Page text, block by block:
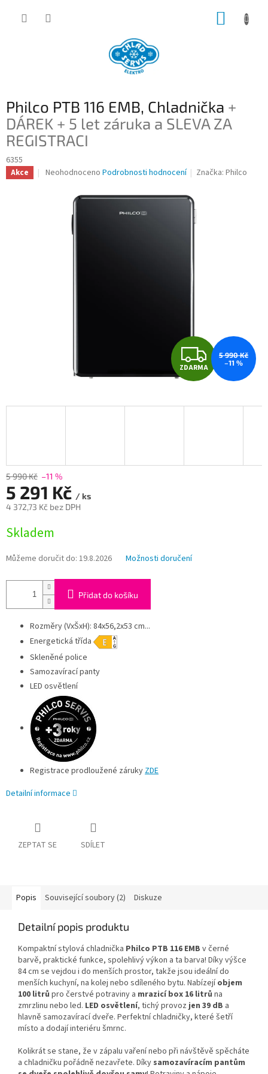
Philco PTB 116 EMB, Chladnička +
DÁREK + 5 let záruka a SLEVA ZA
REGISTRACI
6355
Akce
Průměrné
produktu
Neohodnoceno Podrobnosti hodnocení Značka:Philco
Z
D
A
ZDARMA
5 990 Kč
–11 %
5 990 Kč –11 %
5 291 Kč / ks
4 372,73 Kč bez DPH
cena:
Skladem
Můžeme doručit do: 19.8.2026 Možnosti doručení
Přidat do košíku
Rozměry (VxŠxH): 84x56,2x53 cm...
Energetická třída
Skleněné police
Samozavírací panty
LED osvětlení
Registrace prodloužené záruky ZDE
Detailní informace
ZEPTAT SE SDÍLET
Popis Související soubory (2) Diskuze
Detailní popis produktu
Kompaktní stylová chladnička Philco PTB 116 EMB v černé
barvě, praktické funkce, spolehlivý výkon a ta barva! Díky výšce
84 cm se vejdou i do menších prostor, takže jsou ideální do
menších kuchyní, na kolej nebo sdíleného bytu. Nabízejí objem
100 litrů pro čerstvé potraviny a mrazicí box 16 litrů na
zmrzlinu nebo led. LED osvětlení, tichý provoz jen 39 dB a
hlavně samozavírací dveře. Perfektní chladničky, které šetří
místo a dodají interiéru šmrnc.
Kolikrát se stane, že v zápalu vaření nebo při návštěvě spěcháte
a chladničku pořádně nezavřete. Díky samozavíracím pantům